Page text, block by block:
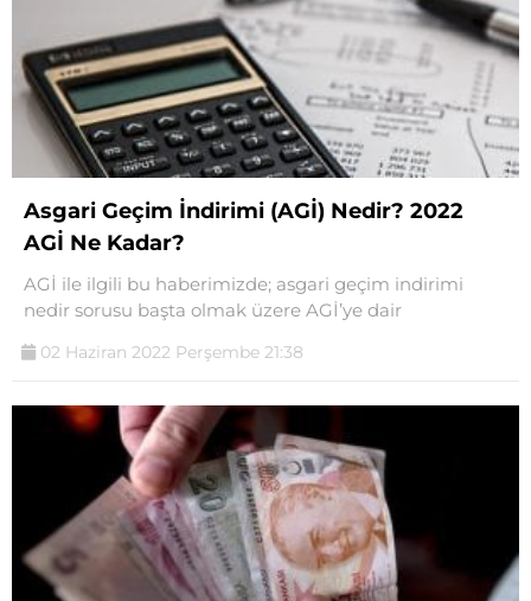
Asgari Geçim İndirimi (AGİ) Nedir? 2022
AGİ Ne Kadar?
AGİ ile ilgili bu haberimizde; asgari geçim indirimi
nedir sorusu başta olmak üzere AGİ’ye dair
02 Haziran 2022 Perşembe 21:38